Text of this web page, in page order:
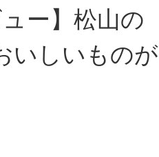
ー】松山の
いしいものが